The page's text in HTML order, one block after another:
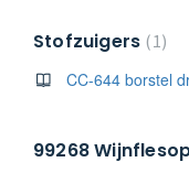
Stofzuigers 1
CC-644 borstel
99268